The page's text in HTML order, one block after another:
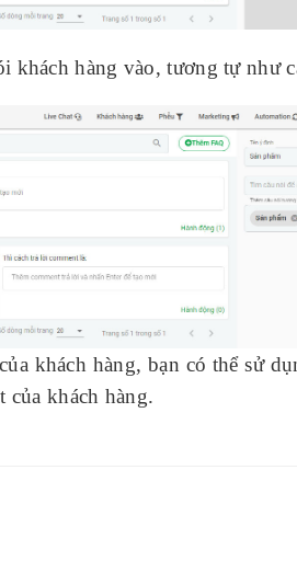
khách hàng vào, tương tự như
khách hàng, bạn có thể sử
khách hàng.